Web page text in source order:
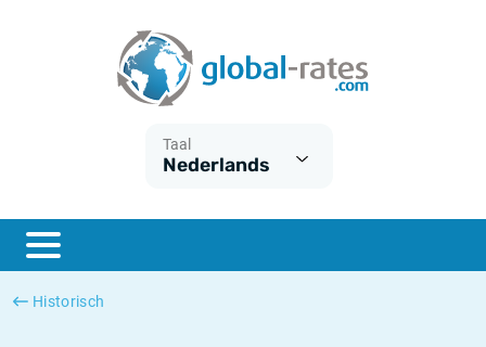
Taal
Nederlands
Historisch
ESTER
SONIA
Wat is CPI inflatie?
Wat is HICP inflatie?
Nederlandse inflatie - CPI
Amerikaanse inflatie - CPI
Euribor historie
SOFR historie
TONAR historie
Inflatiecalculator